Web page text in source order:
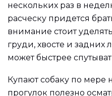
нескольких раз в
расческу придется
внимание стоит
груди, хвосте и задних
может быстрее
Купают собаку по мере
прогулок полезно